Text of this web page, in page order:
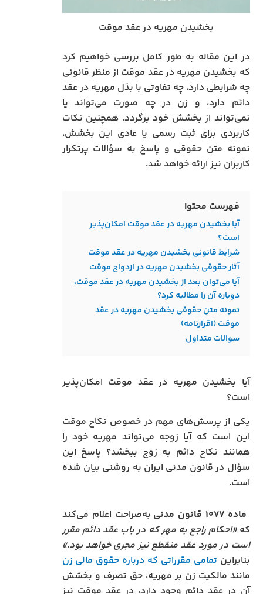
بخشیدن مهریه در عقد موقت
در این مقاله به طور کامل بررسی خواهیم کرد
که بخشیدن مهریه در عقد موقت از منظر قانونی
چه شرایطی دارد، چه تفاوتی با بذل مهریه در عقد
دائم دارد، و زن در چه صورت می‌تواند یا
نمی‌تواند از بخشش خود برگردد. همچنین نکات
کاربردی برای ثبت رسمی یا عادی این بخشش،
نمونه متن حقوقی و پاسخ به سؤالات پرتکرار
کاربران نیز ارائه خواهد شد.
فهرست محتوا
آیا بخشیدن مهریه در عقد موقت امکان‌پذیر
است؟
شرایط قانونی بخشیدن مهریه در عقد موقت
آثار حقوقی بخشیدن مهریه در ازدواج موقت
آیا می‌توان بعد از بخشیدن مهریه در عقد موقت،
دوباره آن را مطالبه کرد؟
نمونه متن حقوقی بخشیدن مهریه در عقد
موقت (اقرارنامه)
سوالات متداول
آیا بخشیدن مهریه در عقد موقت امکان‌پذیر
است؟
یکی از پرسش‌های مهم در خصوص نکاح موقت
این است که آیا زوجه می‌تواند مهریه خود را
همانند نکاح دائم به زوج ببخشد؟ پاسخ این
سؤال در قانون مدنی ایران به روشنی بیان شده
است.
ماده ۱۰۷۷ قانون مدنی
به‌صراحت اعلام می‌کند
که«احکام راجع به مهر که در باب عقد دائم مقرر
است در مورد عقد منقطع نیز مجری خواهد بود.»
بنابراین تمامی مقرراتی که درباره حقوق مالی زن
مانند مالکیت زن بر مهریه، حق تصرف و بخشش